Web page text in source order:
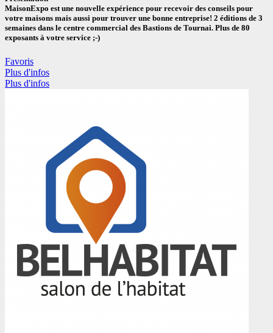
MaisonExpo est une nouvelle expérience pour recevoir des conseils pour
votre maisons mais aussi pour trouver une bonne entreprise! 2 éditions de 3
semaines dans le centre commercial des Bastions de Tournai. Plus de 80
exposants à votre service ;-)
Favoris
Plus d'infos
Plus d'infos